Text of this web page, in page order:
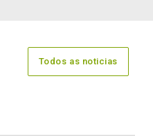
Todos as noticias